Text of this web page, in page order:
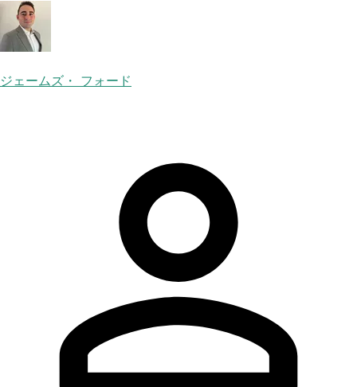
ジェームズ・ フォード